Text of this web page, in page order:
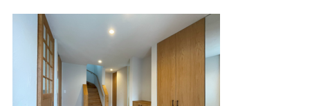
お知らせ
土地情報
コラム
スタッフブログ
会社概要
企業理念・トップメッ
スタッフ紹介